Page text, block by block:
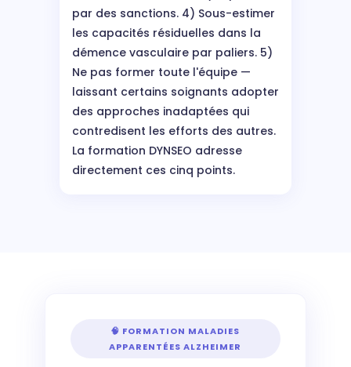
par des sanctions. 4) Sous-estimer
les capacités résiduelles dans la
démence vasculaire par paliers. 5)
Ne pas former toute l'équipe —
laissant certains soignants adopter
des approches inadaptées qui
contredisent les efforts des autres.
La formation DYNSEO adresse
directement ces cinq points.
🧠 FORMATION MALADIES
APPARENTÉES ALZHEIMER